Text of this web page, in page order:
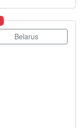
Belarus